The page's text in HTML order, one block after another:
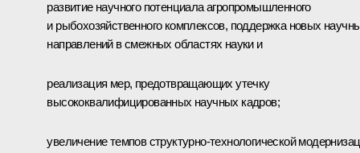
развитие научного потенциала агропромышленного
и рыбохозяйственного комплексов, поддержка новых
направлений в смежных областях науки и
реализация мер, предотвращающих утечку
высококвалифицированных научных кадров;
увеличение темпов структурно-технологической